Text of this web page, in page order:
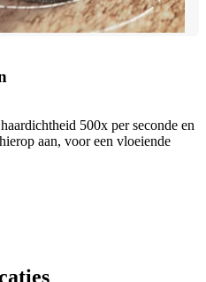
500x per seconde en
aan, voor een vloeiende